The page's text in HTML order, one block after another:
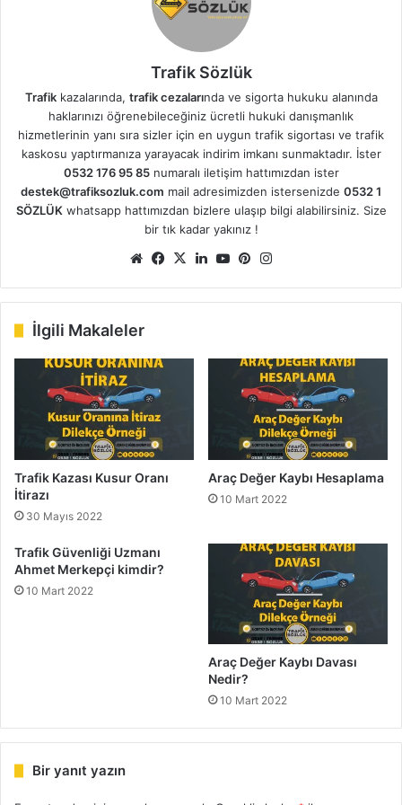
Trafik Sözlük
Trafikkazalarında, trafik cezalarında ve sigorta hukuku alanında
haklarınızı öğrenebileceğiniz ücretli hukuki danışmanlık
hizmetlerinin yanı sıra sizler için en uygun trafik sigortası ve trafik
kaskosu yaptırmanıza yarayacak indirim imkanı sunmaktadır. İster
0532 176 95 85numaralı iletişim hattımızdan ister
destek@trafiksozluk.com mail adresimizden istersenizde 0532 1
SÖZLÜKwhatsapp hattımızdan bizlere ulaşıp bilgi alabilirsiniz. Size
bir tık kadar yakınız !
We
sit
Fa
bo
X
Lin
dIn
Yo
ub
Pin
est ra
İlgili Makaleler
Trafik Kazası Kusur Oranı
İtirazı
30 Mayıs 2022
Araç Değer Kaybı Hesaplama
10 Mart 2022
Trafik Güvenliği Uzmanı
Ahmet Merkepçi kimdir?
10 Mart 2022
Araç Değer Kaybı Davası
Nedir?
10 Mart 2022
Bir yanıt yazın